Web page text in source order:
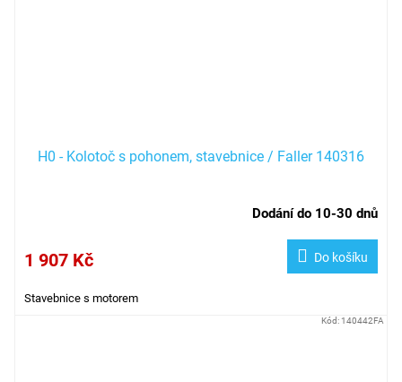
H0 - Kolotoč s pohonem, stavebnice / Faller 140316
Dodání do 10-30 dnů
1 907 Kč Do košíku
Stavebnice s motorem
Kód: 140442FA